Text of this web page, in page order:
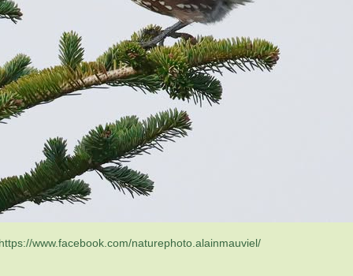
www.facebook.com/naturephoto.alainmauviel/